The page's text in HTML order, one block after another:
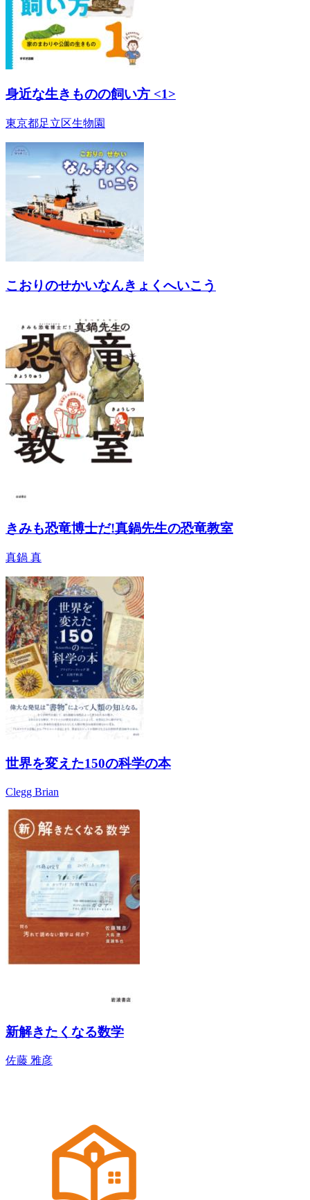
身近な生きものの飼い方 <1>
東京都足立区生物園
こおりのせかいなんきょくへいこう
きみも恐竜博士だ!真鍋先生の恐竜教室
真鍋 真
世界を変えた150の科学の本
Clegg Brian
新解きたくなる数学
佐藤 雅彦